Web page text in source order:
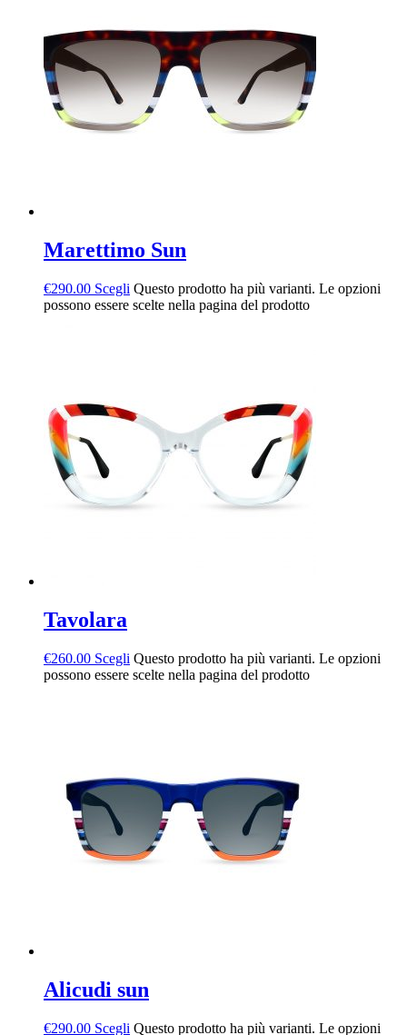
Marettimo Sun
€290.00 Scegli Questo prodotto ha più varianti. Le opzioni
possono essere scelte nella pagina del prodotto
Tavolara
€260.00 Scegli Questo prodotto ha più varianti. Le opzioni
possono essere scelte nella pagina del prodotto
Alicudi sun
€290.00 Scegli Questo prodotto ha più varianti. Le opzioni